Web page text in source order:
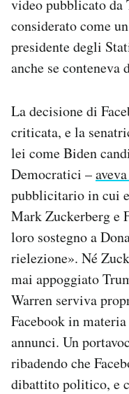
video pubblicato da
considerato come
presidente degli
anche se
La decisione di
criticata, e la
lei come Biden
Democratici –
pubblicitario in cui
Mark Zuckerberg e
loro sostegno a
rielezione». Né
mai appoggiato
Warren serviva
Facebook in
annunci. Un
ribadendo che
dibattito politico, e